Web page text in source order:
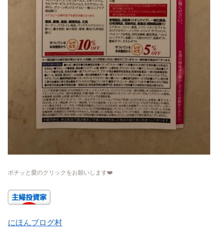
ポチッと愛のクリックをお願いします❤️
にほんブログ村